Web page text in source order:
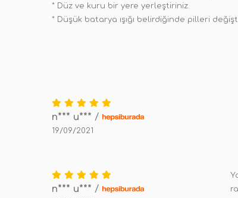
* Düz ve kuru bir yere yerleştiriniz.
* Düşük batarya ışığı belirdiğinde pilleri
n*** u*** /
19/09/2021
n*** u*** /